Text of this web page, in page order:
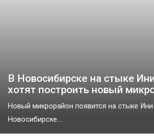
В Новосибирске на стыке
хотят построить новый
Новый микрорайон появится на стыке
Новосибирске....